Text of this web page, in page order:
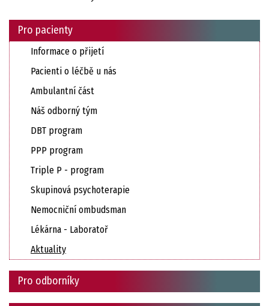
Pro pacienty
Informace o přijetí
Pacienti o léčbě u nás
Ambulantní část
Náš odborný tým
DBT program
PPP program
Triple P - program
Skupinová psychoterapie
Nemocniční ombudsman
Lékárna - Laboratoř
Aktuality
Pro odborníky